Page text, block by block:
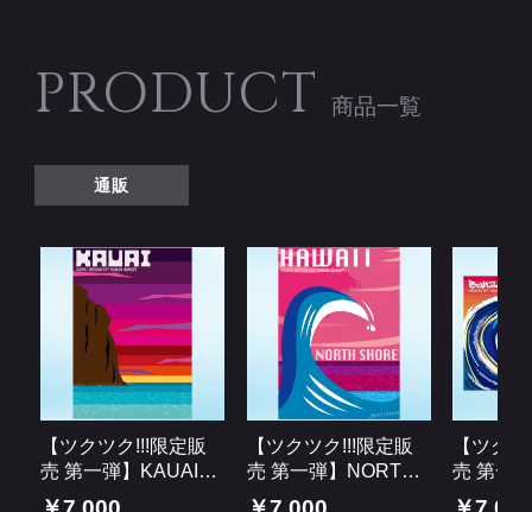
PRODUCT 商品一覧
通販
【ツクツク!!!限定販
売 第一弾】KAUAI｜
SHINGIIIIIIキャンバス
【ツクツク!!!限定販
売 第一弾】NORTH
SHORE｜SHINGIIIIII
【ツク
売 第一
peline｜